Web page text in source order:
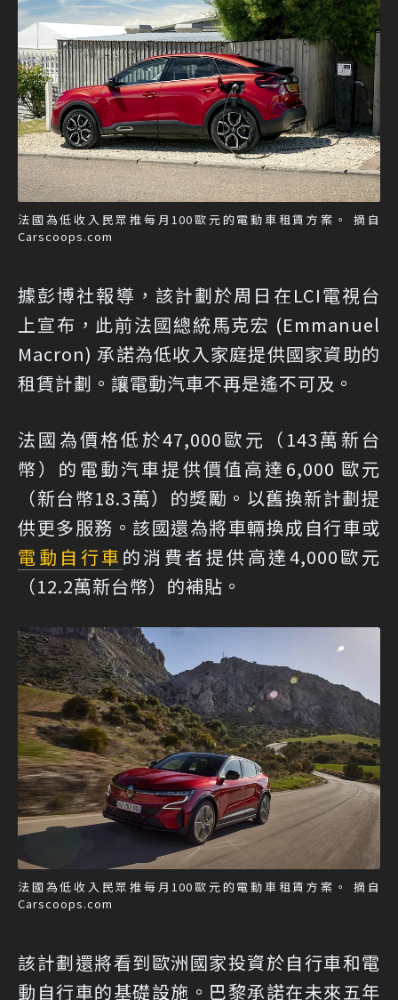
法國為低收入民眾推每月100歐元的電動車租賃方案。 摘自
Carscoops.com
據彭博社報導，該計劃於周日在LCI電視台
上宣布，此前法國總統馬克宏 (Emmanuel
Macron) 承諾為低收入家庭提供國家資助的
租賃計劃。讓電動汽車不再是遙不可及。
法國為價格低於47,000歐元（143萬新台
幣）的電動汽車提供價值高達6,000 歐元
（新台幣18.3萬）的獎勵。以舊換新計劃提
供更多服務。該國還為將車輛換成自行車或
電動自行車 的消費者提供高達4,000歐元
（12.2萬新台幣）的補貼。
法國為低收入民眾推每月100歐元的電動車租賃方案。 摘自
Carscoops.com
該計劃還將看到歐洲國家投資於自行車和電
動自行車的基礎設施。巴黎承諾在未來五年